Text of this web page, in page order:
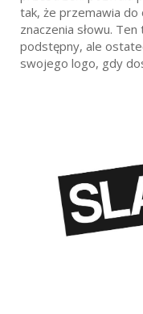
tak, że przemawia do
znaczenia słowu.
podstępny, ale
swojego logo, gdy